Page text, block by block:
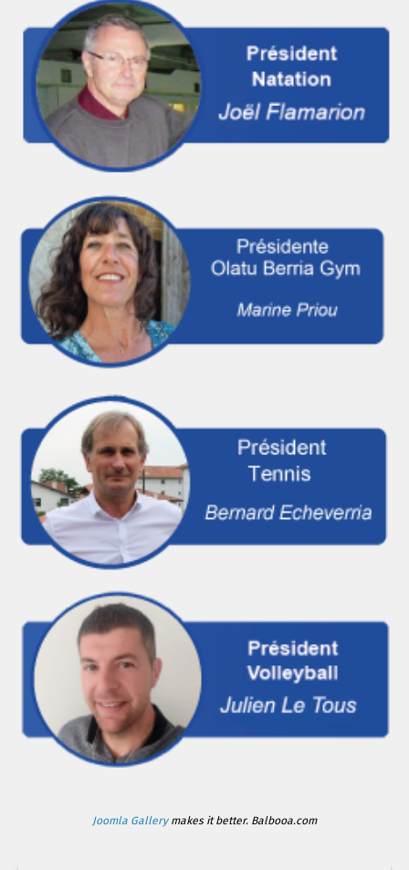
Joomla Gallerymakes it better. Balbooa.com